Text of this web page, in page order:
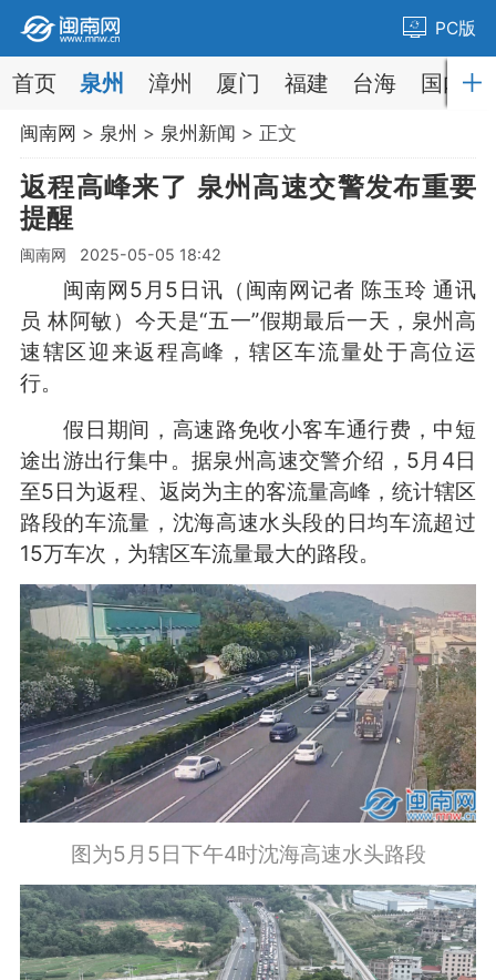
PC版
首页 泉州 漳州 厦门 福建 台海 国内
闽南网 > 泉州 > 泉州新闻 > 正文
返程高峰来了 泉州高速交警发布重要
提醒
闽南网 2025-05-05 18:42
闽南网5月5日讯（闽南网记者 陈玉玲 通讯
员 林阿敏）今天是“五一”假期最后一天，泉州高
速辖区迎来返程高峰，辖区车流量处于高位运
行。
假日期间，高速路免收小客车通行费，中短
途出游出行集中。据泉州高速交警介绍，5月4日
至5日为返程、返岗为主的客流量高峰，统计辖区
路段的车流量，沈海高速水头段的日均车流超过
15万车次，为辖区车流量最大的路段。
图为5月5日下午4时沈海高速水头路段